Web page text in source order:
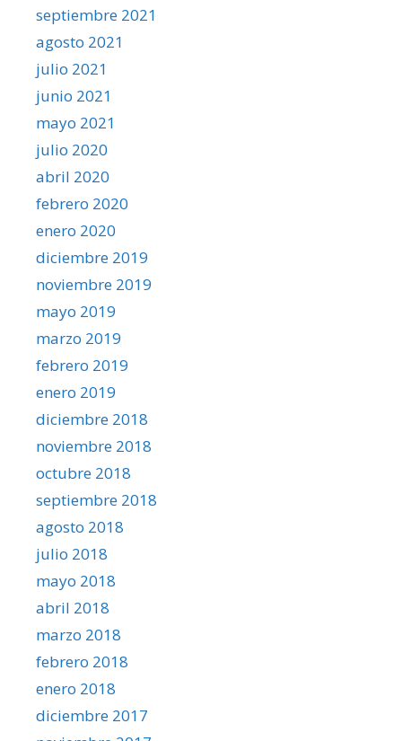
septiembre 2021
agosto 2021
julio 2021
junio 2021
mayo 2021
julio 2020
abril 2020
febrero 2020
enero 2020
diciembre 2019
noviembre 2019
mayo 2019
marzo 2019
febrero 2019
enero 2019
diciembre 2018
noviembre 2018
octubre 2018
septiembre 2018
agosto 2018
julio 2018
mayo 2018
abril 2018
marzo 2018
febrero 2018
enero 2018
diciembre 2017